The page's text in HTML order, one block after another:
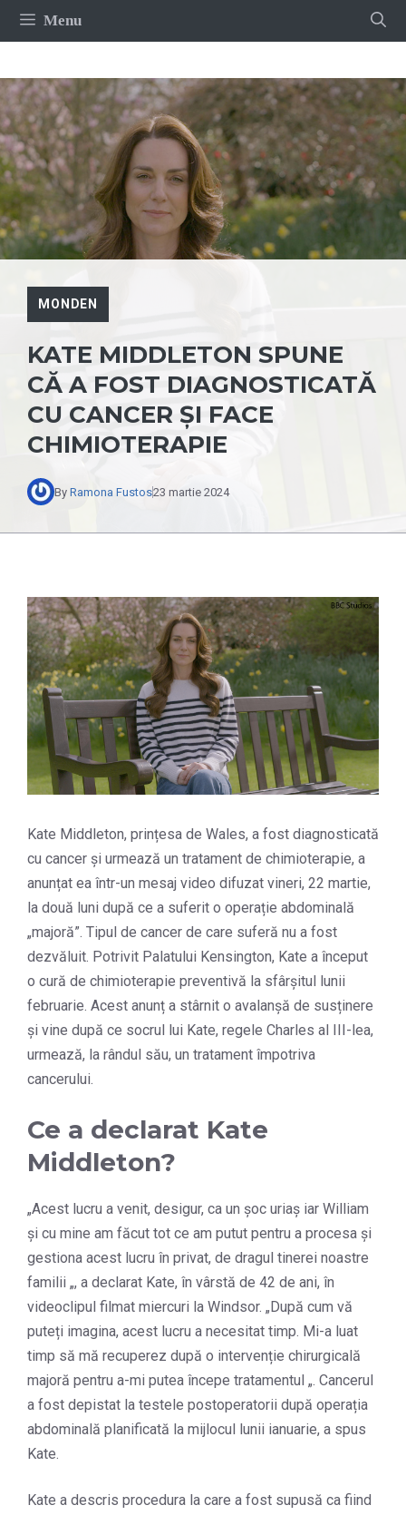
Sari
Menu
MONDEN
KATE MIDDLETON SPUNE
CĂ A FOST DIAGNOSTICATĂ
CU CANCER ȘI FACE
CHIMIOTERAPIE
By Ramona Fustos23 martie 2024
Kate Middleton, prințesa de Wales, a fost diagnosticată
cu cancer și urmează un tratament de chimioterapie, a
anunțat ea într-un mesaj video difuzat vineri, 22 martie,
la două luni după ce a suferit o operație abdominală
„majoră”. Tipul de cancer de care suferă nu a fost
dezvăluit. Potrivit Palatului Kensington, Kate a început
o cură de chimioterapie preventivă la sfârșitul lunii
februarie. Acest anunț a stârnit o avalanșă de susținere
și vine după ce socrul lui Kate, regele Charles al III-lea,
urmează, la rândul său, un tratament împotriva
cancerului.
Ce a declarat Kate
Middleton?
„Acest lucru a venit, desigur, ca un șoc uriaș iar William
și cu mine am făcut tot ce am putut pentru a procesa și
gestiona acest lucru în privat, de dragul tinerei noastre
familii „, a declarat Kate, în vârstă de 42 de ani, în
videoclipul filmat miercuri la Windsor. „După cum vă
puteți imagina, acest lucru a necesitat timp. Mi-a luat
timp să mă recuperez după o intervenție chirurgicală
majoră pentru a-mi putea începe tratamentul „. Cancerul
a fost depistat la testele postoperatorii după operația
abdominală planificată la mijlocul lunii ianuarie, a spus
Kate.
Kate a descris procedura la care a fost supusă ca fiind